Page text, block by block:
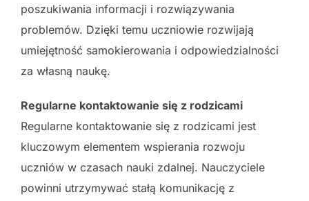
poszukiwania informacji i rozwiązywania
problemów. Dzięki temu uczniowie rozwijają
umiejętność samokierowania i odpowiedzialności
za własną naukę.
Regularne kontaktowanie się z rodzicami
Regularne kontaktowanie się z rodzicami jest
kluczowym elementem wspierania rozwoju
uczniów w czasach nauki zdalnej. Nauczyciele
powinni utrzymywać stałą komunikację z